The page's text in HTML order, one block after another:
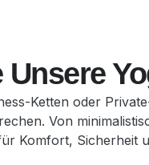
Unsere
Ketten oder
Von
Komfort, Sicherheit